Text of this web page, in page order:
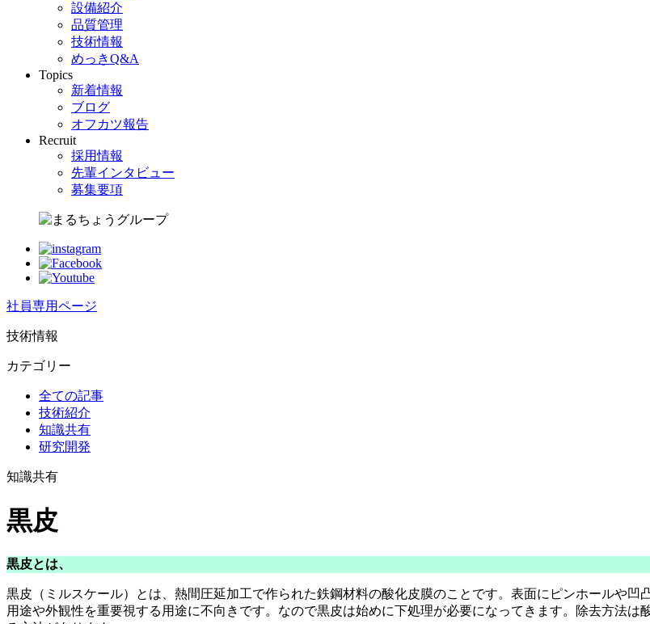
設備紹介
品質管理
技術情報
めっきQ&A
Topics
新着情報
ブログ
オフカツ報告
Recruit
採用情報
先輩インタビュー
募集要項
社員専用ページ
技術情報
カテゴリー
全ての記事
技術紹介
知識共有
研究開発
知識共有
黒皮
黒皮とは、
黒皮（ミルスケール）とは、熱間圧延加工で作られた鉄鋼材料の酸化皮膜のことです。表面にピンホールや
用途や外観性を重要視する用途に不向きです。なので黒皮は始めに下処理が必要になってきます。除去方法